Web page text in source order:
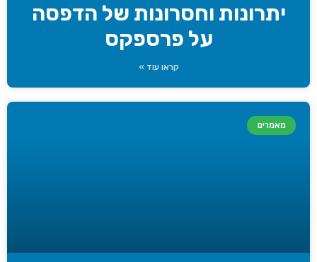
יתרונות וחסרונות של הדפסה
על פרספקס
קראו עוד »
מאמרים